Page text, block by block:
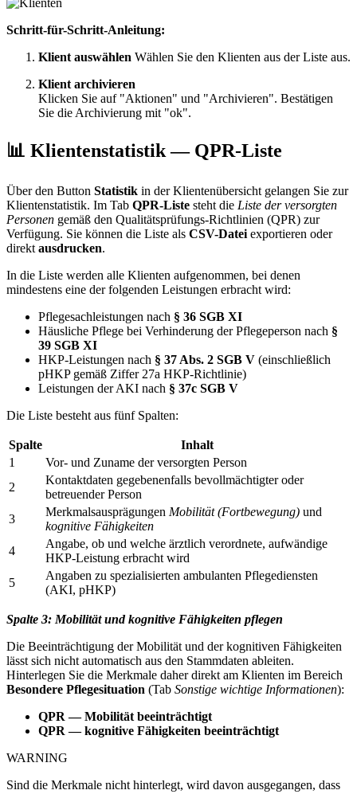
Schritt-für-Schritt-Anleitung:
Klient auswählen Wählen Sie den Klienten aus der Liste aus.
Klient archivieren
Klicken Sie auf "Aktionen" und "Archivieren". Bestätigen
Sie die Archivierung mit "ok".
📊 Klientenstatistik — QPR-Liste
Über den Button Statistik in der Klientenübersicht gelangen Sie zur
Klientenstatistik. Im Tab QPR-Liste steht die Liste der versorgten
Personen gemäß den Qualitätsprüfungs-Richtlinien (QPR) zur
Verfügung. Sie können die Liste als CSV-Dateiexportieren oder
direktausdrucken.
In die Liste werden alle Klienten aufgenommen, bei denen
mindestens eine der folgenden Leistungen erbracht wird:
Pflegesachleistungen nach § 36 SGB XI
Häusliche Pflege bei Verhinderung der Pflegeperson nach §
39 SGB XI
HKP-Leistungen nach § 37 Abs. 2 SGB V (einschließlich
pHKP gemäß Ziffer 27a HKP-Richtlinie)
Leistungen der AKI nach § 37c SGB V
Die Liste besteht aus fünf Spalten:
Spalte
Inhalt
1
Vor- und Zuname der versorgten Person
2
Kontaktdaten gegebenenfalls bevollmächtigter oder
betreuender Person
3
Merkmalsausprägungen Mobilität (Fortbewegung) und
kognitive Fähigkeiten
4
Angabe, ob und welche ärztlich verordnete, aufwändige
HKP-Leistung erbracht wird
5
Angaben zu spezialisierten ambulanten Pflegediensten
(AKI, pHKP)
Spalte 3: Mobilität und kognitive Fähigkeiten pflegen
Die Beeinträchtigung der Mobilität und der kognitiven Fähigkeiten
lässt sich nicht automatisch aus den Stammdaten ableiten.
Hinterlegen Sie die Merkmale daher direkt am Klienten im Bereich
Besondere Pflegesituation (Tab Sonstige wichtige Informationen):
QPR — Mobilität beeinträchtigt
QPR — kognitive Fähigkeiten beeinträchtigt
WARNING
Sind die Merkmale nicht hinterlegt, wird davon ausgegangen, dass